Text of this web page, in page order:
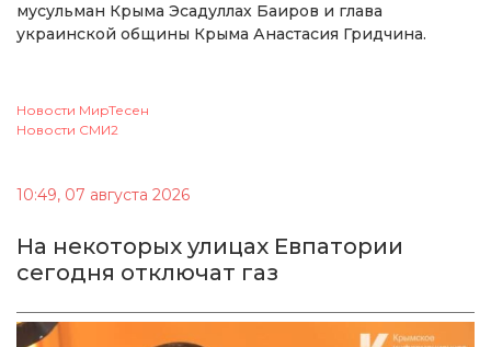
мусульман Крыма Эсадуллах Баиров и глава
украинской общины Крыма Анастасия Гридчина.
Новости МирТесен
Новости СМИ2
10:49, 07 августа 2026
На некоторых улицах Евпатории
сегодня отключат газ